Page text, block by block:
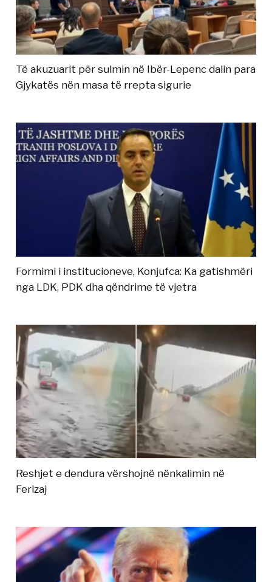
Të akuzuarit për sulmin në Ibër-Lepenc dalin para
Gjykatës nën masa të rrepta sigurie
Formimi i institucioneve, Konjufca: Ka gatishmëri
nga LDK, PDK dha qëndrime të vjetra
Reshjet e dendura vërshojnë nënkalimin në
Ferizaj